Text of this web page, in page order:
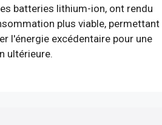
batteries lithium-ion, ont rendu
plus viable, permettant
l'énergie excédentaire pour une
ultérieure.